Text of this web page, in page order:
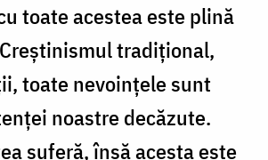
toate acestea este plină
tradițional,
toate nevoințele sunt
noastre decăzute.
suferă, însă acesta este